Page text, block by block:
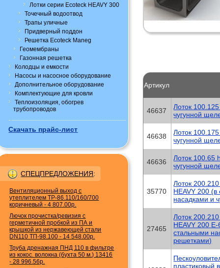
Лотки серии Ecoteck HEAVY 300
Точечный водоотвод
Трапы уличные
Придверный поддон
Решетка Ecoteck Maneg
Геомембраны
Газонная решетка
Колодцы и емкости
Насосы и насосное оборудование
Дополнительное оборудование
Комплектующие для кровли
Теплоизоляция, обогрев
трубопроводов
Скачать прайс-лист
СПЕЦПРЕДЛОЖЕНИЯ:
Вентиляционный выход с
утеплителем TP-86.110/160/700
коричневый -4 807.00р.
Лючок прочистка/ревизия с
герметичной пробкой из ПА и
крышкой из нержавеющей стали
DN110 ТП-98.100 - 14 548.00р.
Труба дренажная ПНД 110 в фильтре
из кокос. волокна (бухта 50 м.) 13416
-28 996.56р.
Артикул
46637
Лоток
чугунной
46638
Лоток
чугунной
46636
Лоток 100.65
чугунной
35770
Лоток
HEAVY 200
насадками и
27465
Лоток
HEAVY 200
стальными
решетками)
пластиковый